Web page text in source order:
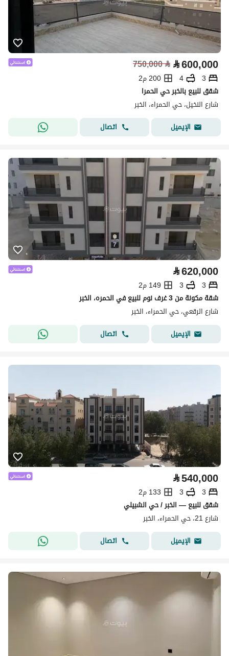
⃁600,000
⃁
750,000
3
4
200 م2
شقق للبيع بالخبر حي الحمرا
شارع النخيل، حي الحمراء، الخبر
الإيميل
اتصال
⃁620,000
3
3
149 م2
شقة مكونة من 3 غرف نوم للبيع في الحمره، الخبر
شارع الرقعي، حي الحمراء، الخبر
الإيميل
اتصال
⃁540,000
3
3
133 م2
شقق للبيع — الخبر / حي الشبيلي
شارع 21، حي الحمراء، الخبر
الإيميل
اتصال